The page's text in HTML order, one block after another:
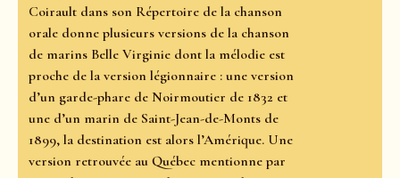
Coirault dans son Répertoire de la chanson
orale donne plusieurs versions de la chanson
de marins Belle Virginie dont la mélodie est
proche de la version légionnaire : une version
d’un garde-phare de Noirmoutier de 1832 et
une d’un marin de Saint-Jean-de-Monts de
1899, la destination est alors l’Amérique. Une
version retrouvée au Québec mentionne par